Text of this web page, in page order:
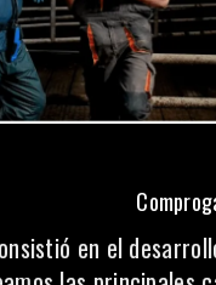
en el